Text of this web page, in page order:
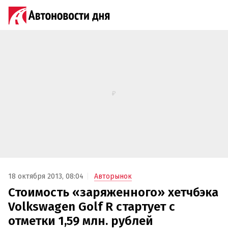
18 октября 2013, 08:04 Авторынок
Стоимость «заряженного» хетчбэка
Volkswagen Golf R стартует с
отметки 1,59 млн. рублей